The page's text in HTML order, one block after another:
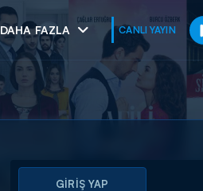
DAHA FAZLA CANLI YAYIN
GİRİŞ YAP